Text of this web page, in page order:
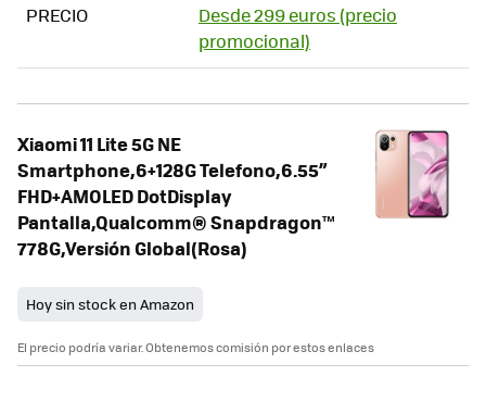
PRECIO
Desde 299 euros (precio
promocional)
Xiaomi 11 Lite 5G NE
Smartphone,6+128G Telefono,6.55”
FHD+AMOLED DotDisplay
Pantalla,Qualcomm® Snapdragon™
778G,Versión Global(Rosa)
Hoy sin stock en Amazon
El precio podría variar. Obtenemos comisión por estos enlaces